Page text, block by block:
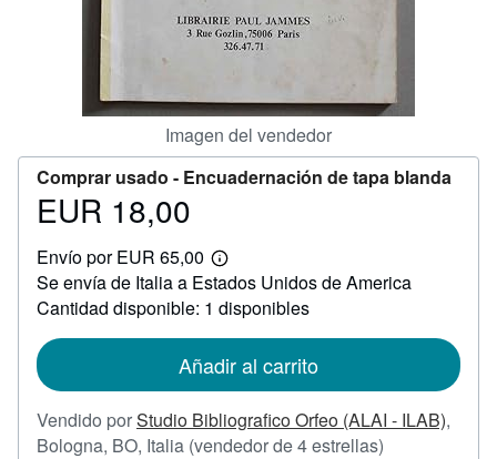
Imagen del vendedor
Comprar usado - Encuadernación de tapa blanda
Precio
18,00
EUR 18,00
Envío por EUR 65,00
Más
información
sobre
las
envío
Se envía de Italia a Estados Unidos de America
Cantidad disponible: 1 disponibles
Añadir al carrito
Vendido porStudio Bibliografico Orfeo (ALAI - ILAB),
Bologna, BO, Italia (vendedor de 4 estrellas)